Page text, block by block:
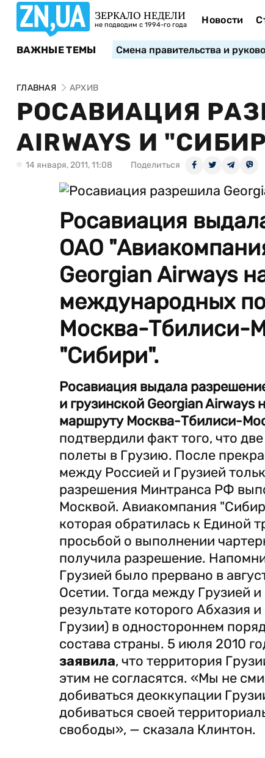
ЗЕРКАЛО НЕДЕЛИ
не подводим с 1994-го года Новости
ВАЖНЫЕ ТЕМЫ Смена правительства и
ГЛАВНАЯ АРХИВ
РОСАВИАЦИЯ
AIRWAYS И
14 января, 2011, 11:08 Поделиться
Росавиация
ОАО
Georgian Airways
международных
Москва-Тбилиси-
"Сибири".
Росавиация выдала
и грузинской Georgian
маршруту Москва-Тбилиси-
подтвердили факт того, что
полеты в Грузию. После
между Россией и Грузией
разрешения Минтранса РФ
Москвой. Авиакомпания
которая обратилась к Единой
просьбой о выполнении
получила разрешение.
Грузией было прервано в
Осетии. Тогда между Грузией
результате которого Абхазия
Грузии) в одностороннем
состава страны. 5 июля 2010
заявила, что территория
этим не согласятся. «Мы не
добиваться деоккупации
добиваться своей
свободы», — сказала Клинтон.